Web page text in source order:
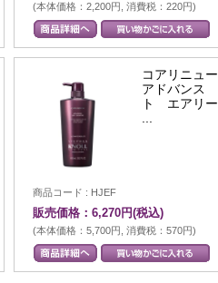
(本体価格：2,200円, 消費税：220円)
コアリニュー
アドバンス
ト エアリー
商品コード : HJEF
販売価格：6,270円(税込)
(本体価格：5,700円, 消費税：570円)